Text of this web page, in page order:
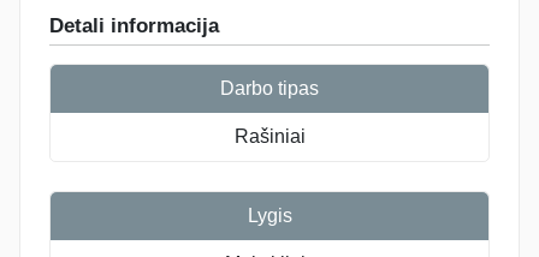
Detali informacija
Darbo tipas
Rašiniai
Lygis